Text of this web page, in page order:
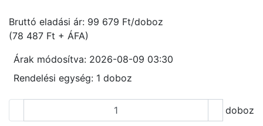
Bruttó eladási ár: 99 679 Ft/doboz
(78 487 Ft + ÁFA)
Árak módosítva: 2026-08-09 03:30
Rendelési egység: 1 doboz
doboz